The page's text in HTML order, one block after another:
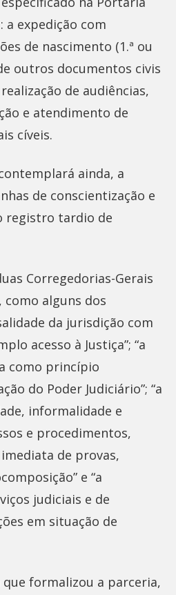
a expedição com
de nascimento (1.ª ou
outros documentos civis
de audiências,
e atendimento de
cíveis.
ainda, a
de conscientização e
registro tardio de
Corregedorias-Gerais
como alguns dos
da jurisdição com
acesso à Justiça”; “a
como princípio
do Poder Judiciário”; “a
informalidade e
e procedimentos,
de provas,
e “a
judiciais e de
em situação de
formalizou a parceria,